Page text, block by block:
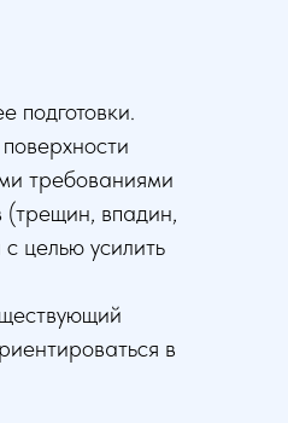
подготовки.
требованиями
(трещин, впадин,
целью усилить
в